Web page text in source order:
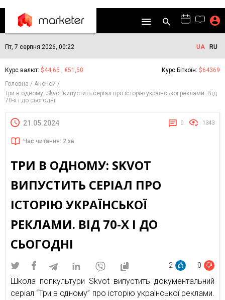
Пт, 7 серпня 2026, 00:22 UA RU
Курс валют: $44,65 , €51,50 Курс Біткоїн: $64369
Головна
Анонси
Три в одному: Skvot випустить серіал про історію української реклами. Від
70-х і до сьогодні
21.05.2024 0 1343
Час читання: 2 хв.
ТРИ В ОДНОМУ: SKVOT
ВИПУСТИТЬ СЕРІАЛ ПРО
ІСТОРІЮ УКРАЇНСЬКОЇ
РЕКЛАМИ. ВІД 70-Х І ДО
СЬОГОДНІ
2 0
Школа попкультури Skvot випустить документальний
серіал “Три в одному” про історію української реклами.